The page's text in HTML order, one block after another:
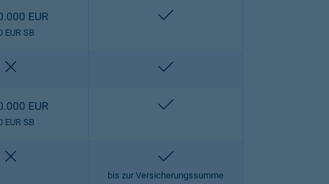
EUR
EUR SB
enthalten
enthalten
EUR
EUR SB
enthalten
enthalten
bis zur Versicherungssumme